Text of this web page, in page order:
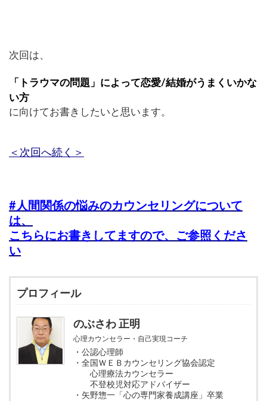
次回は、
「トラウマの問題」によって恋愛/結婚がうまくいかな
い方
に向けてお書きしたいと思います。
＜次回へ続く＞
#人間関係の悩みのカウンセリングについて
は、
こちらにお書きしてますので、ご参照くださ
い
プロフィール
のぶさわ 正明
心理カウンセラー・自己実現コーチ
・公認心理師
・全国ＷＥＢカウンセリング協会認定
心理療法カウンセラー
不登校児対応アドバイザー
・矢野惣一「心の専門家養成講座」卒業